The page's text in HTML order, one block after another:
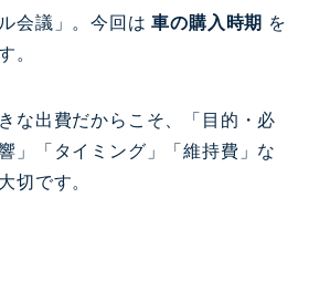
会議」。今回は車の購入時期 を
。
な出費だからこそ、「目的・必
」「タイミング」「維持費」な
切です。